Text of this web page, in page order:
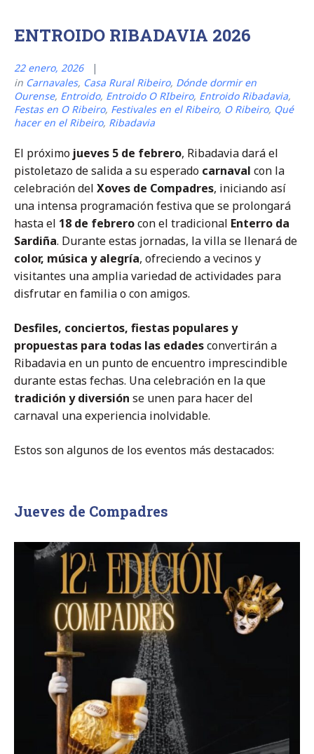
ENTROIDO RIBADAVIA 2026
22 enero, 2026
in Carnavales, Casa Rural Ribeiro, Dónde dormir en
Ourense, Entroido, Entroido O RIbeiro, Entroido Ribadavia,
Festas en O Ribeiro, Festivales en el Ribeiro, O Ribeiro, Qué
hacer en el Ribeiro, Ribadavia
El próximo jueves 5 de febrero, Ribadavia dará el
pistoletazo de salida a su esperado carnaval con la
celebración del Xoves de Compadres, iniciando así
una intensa programación festiva que se prolongará
hasta el 18 de febrerocon el tradicional Enterro da
Sardiña. Durante estas jornadas, la villa se llenará de
color, música y alegría, ofreciendo a vecinos y
visitantes una amplia variedad de actividades para
disfrutar en familia o con amigos.
Desfiles, conciertos, fiestas populares y
propuestas para todas las edadesconvertirán a
Ribadavia en un punto de encuentro imprescindible
durante estas fechas. Una celebración en la que
tradición y diversión se unen para hacer del
carnaval una experiencia inolvidable.
Estos son algunos de los eventos más destacados:
Jueves de Compadres